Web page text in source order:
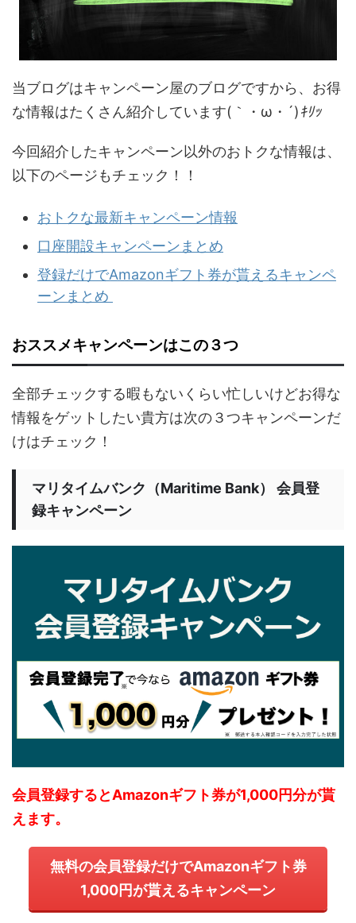
当ブログはキャンペーン屋のブログですから、お得
な情報はたくさん紹介しています(｀・ω・´)ｷﾘｯ
今回紹介したキャンペーン以外のおトクな情報は、
以下のページもチェック！！
おトクな最新キャンペーン情報
口座開設キャンペーンまとめ
登録だけでAmazonギフト券が貰えるキャンペ
ーンまとめ
おススメキャンペーンはこの３つ
全部チェックする暇もないくらい忙しいけどお得な
情報をゲットしたい貴方は次の３つキャンペーンだ
けはチェック！
マリタイムバンク（Maritime Bank） 会員登
録キャンペーン
会員登録するとAmazonギフト券が1,000円分が貰
えます。
無料の会員登録だけでAmazonギフト券
1,000円が貰えるキャンペーン